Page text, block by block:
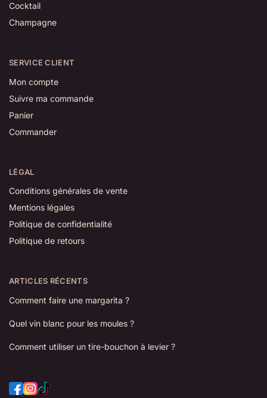
Cocktail
Champagne
SERVICE CLIENT
Mon compte
Suivre ma commande
Panier
Commander
LÉGAL
Conditions générales de vente
Mentions légales
Politique de confidentialité
Politique de retours
ARTICLES RÉCENTS
Comment faire une margarita ?
Quel vin blanc pour les moules ?
Comment utiliser un tire-bouchon à levier ?